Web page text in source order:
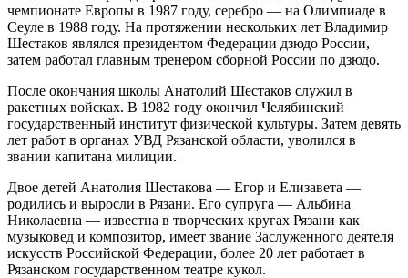
чемпионате Европы в 1987 году, серебро — на Олимпиаде в
Сеуле в 1988 году. На протяжении нескольких лет Владимир
Шестаков являлся президентом Федерации дзюдо России,
затем работал главным тренером сборной России по дзюдо.
После окончания школы Анатолий Шестаков служил в
ракетных войсках. В 1982 году окончил Челябинский
государственный институт физической культуры. Затем девять
лет работ в органах УВД Рязанской области, уволился в
звании капитана милиции.
Двое детей Анатолия Шестакова — Егор и Елизавета —
родились и выросли в Рязани. Его супруга — Альбина
Николаевна — известна в творческих кругах Рязани как
музыковед и композитор, имеет звание Заслуженного деятеля
искусств Российской Федерации, более 20 лет работает в
Рязанском государственном театре кукол.